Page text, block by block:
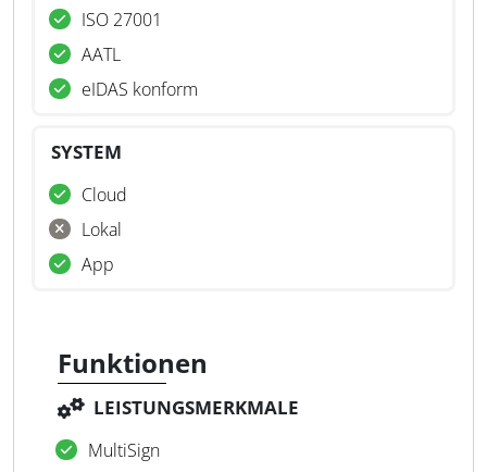
ISO 27001
AATL
eIDAS konform
SYSTEM
Cloud
Lokal
App
Funktionen
LEISTUNGSMERKMALE
MultiSign